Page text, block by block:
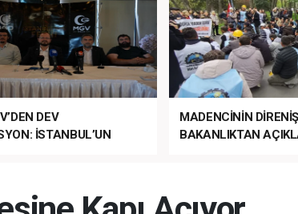
DEV
İSTANBUL’UN
MADENCİNİN
BAKANLIKTAN